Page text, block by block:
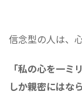
信念型の人は、
「私の心を一
しか親密にはな